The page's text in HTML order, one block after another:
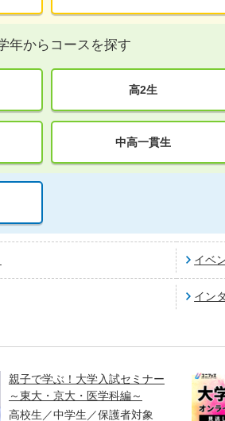
年からコースを探す
高2生
中高一貫生
イベ
イン
親子で学ぶ！大学入試セミナー
～東大・京大・医学科編～
高校生／中学生／保護者対象